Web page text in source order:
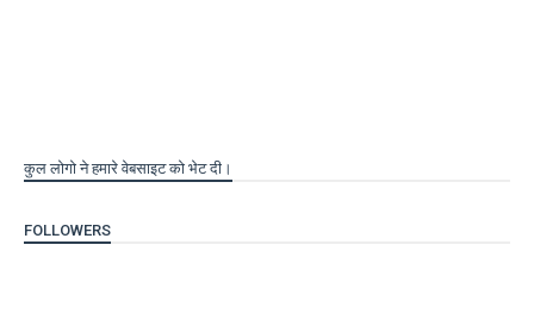
कुल लोगो ने हमारे वेबसाइट को भेट दी।
FOLLOWERS